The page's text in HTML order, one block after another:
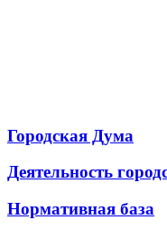
Городская Дума
Деятельность
Нормативная база